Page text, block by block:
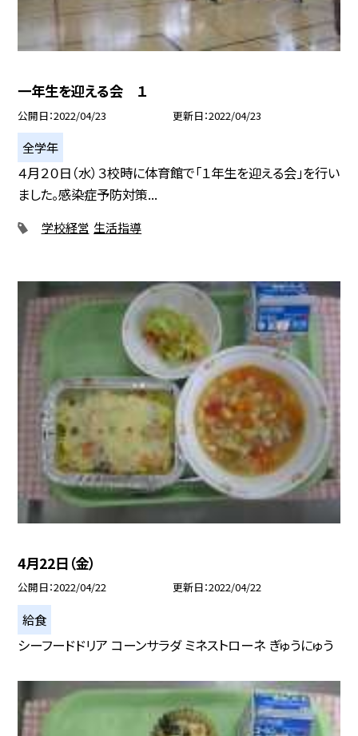
一年生を迎える会 １
公開日 2022/04/23 更新日 2022/04/23
全学年
４月２０日（水）３校時に体育館で「１年生を迎える会」を行い
ました。感染症予防対策...
学校経営 生活指導
4月22日（金）
公開日 2022/04/22 更新日 2022/04/22
給食
シーフードドリア コーンサラダ ミネストローネ ぎゅうにゅう